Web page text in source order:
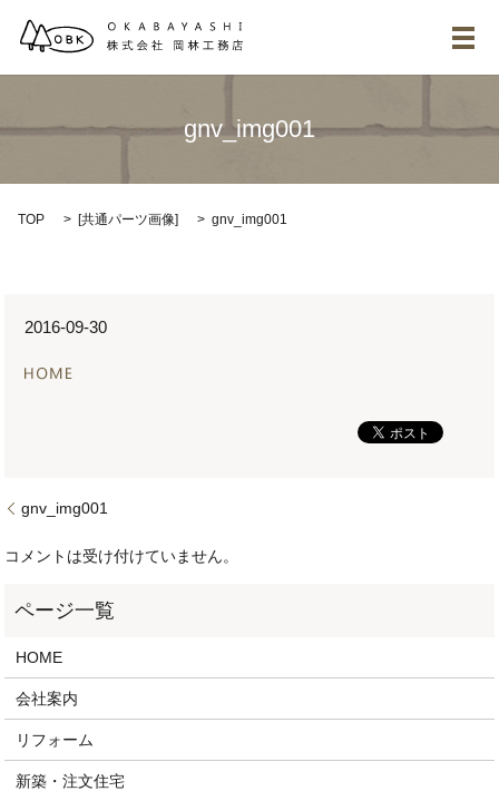
メ
gnv_img001
TOP [共通パーツ画像] gnv_img001
2016-09-30
gnv_img001
コメントは受け付けていません。
HOME
会社案内
リフォーム
新築・注文住宅